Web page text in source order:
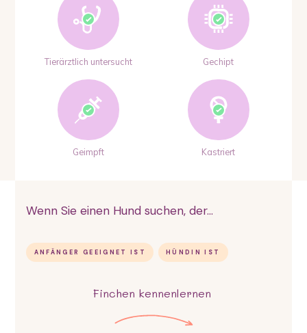
Tierärztlich untersucht Gechipt
Geimpft Kastriert
Wenn Sie einen Hund suchen, der...
ANFÄNGER GEEIGNET IST HÜNDIN IST
Finchen kennenlernen